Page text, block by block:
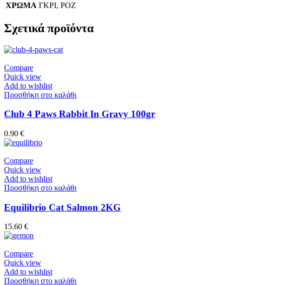
ΧΡΩΜΑ ΓΚΡΙ, ΡΟΖ
Σχετικά προϊόντα
Compare
Quick view
Add to wishlist
Προσθήκη στο καλάθι
Club 4 Paws Rabbit In Gravy 100gr
0.90 €
Compare
Quick view
Add to wishlist
Προσθήκη στο καλάθι
Equilibrio Cat Salmon 2KG
15.60 €
Compare
Quick view
Add to wishlist
Προσθήκη στο καλάθι